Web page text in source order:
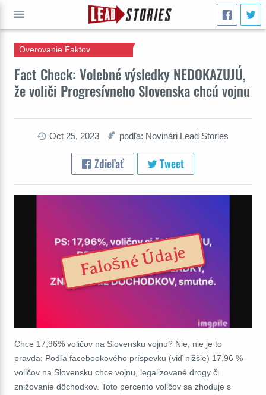
Fact Check: Volebné výsledky NEDOKAZUJÚ,
že voliči Progresívneho Slovenska chcú vojnu
Overovanie Faktov
Oct 25, 2023 podľa: Novinári Lead Stories
Zdieľať Tweet
Falošné Údaje
Chce 17,96% voličov na Slovensku vojnu? Nie, nie je to
pravda: Podľa facebookového príspevku (viď nižšie) 17,96 %
voličov na Slovensku chce vojnu, legalizované drogy či
znižovanie dôchodkov. Toto percento voličov sa zhoduje s
ÍSŤ